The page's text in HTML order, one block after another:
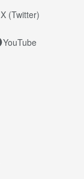
X (Twitter)
YouTube